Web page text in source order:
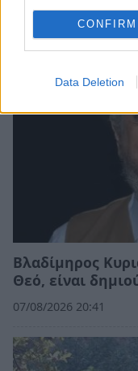
CONFIRM
Data Deletion
08/08/2026 09:34
Βλαδίμηρος
Θεό, είναι
07/08/2026 20:41